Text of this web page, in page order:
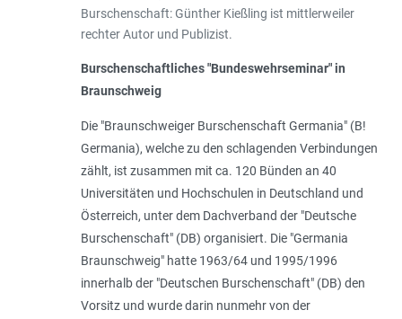
Burschenschaft: Günther Kießling ist mittlerweiler
rechter Autor und Publizist.
Burschenschaftliches "Bundeswehrseminar" in
Braunschweig
Die "Braunschweiger Burschenschaft Germania" (B!
Germania), welche zu den schlagenden Verbindungen
zählt, ist zusammen mit ca. 120 Bünden an 40
Universitäten und Hochschulen in Deutschland und
Österreich, unter dem Dachverband der "Deutsche
Burschenschaft" (DB) organisiert. Die "Germania
Braunschweig" hatte 1963/64 und 1995/1996
innerhalb der "Deutschen Burschenschaft" (DB) den
Vorsitz und wurde darin nunmehr von der